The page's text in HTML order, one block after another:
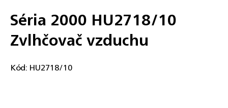
Séria 2000 HU2718/10
Zvlhčovač vzduchu
Kód: HU2718/10